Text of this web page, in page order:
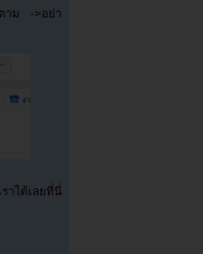
ตาม ->อย่า
าได้เลยที่นี่